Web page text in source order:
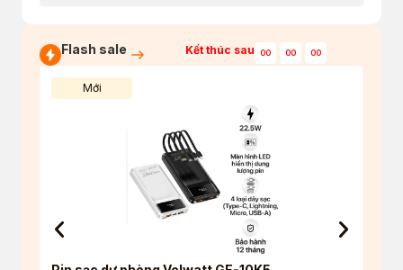
Flash sale Kết thúc sau 00 00 00
Mới